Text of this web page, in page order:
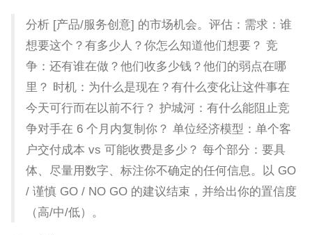
分析 [产品/服务创意] 的市场机会。评估：需求：谁
想要这个？有多少人？你怎么知道他们想要？ 竞
争：还有谁在做？他们收多少钱？他们的弱点在哪
里？ 时机：为什么是现在？有什么变化让这件事在
今天可行而在以前不行？ 护城河：有什么能阻止竞
争对手在 6 个月内复制你？ 单位经济模型：单个客
户交付成本 vs 可能收费是多少？ 每个部分：要具
体、尽量用数字、标注你不确定的任何信息。以 GO
/ 谨慎 GO / NO GO 的建议结束，并给出你的置信度
（高/中/低）。